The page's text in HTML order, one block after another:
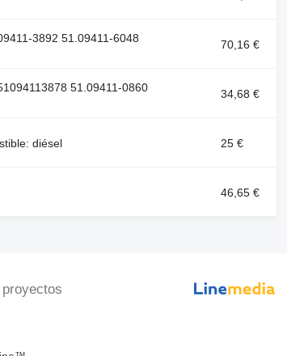
3892 51.09411-6048
70,16 €
51.09411-0860
34,68 €
diésel 25 €
46,65 €